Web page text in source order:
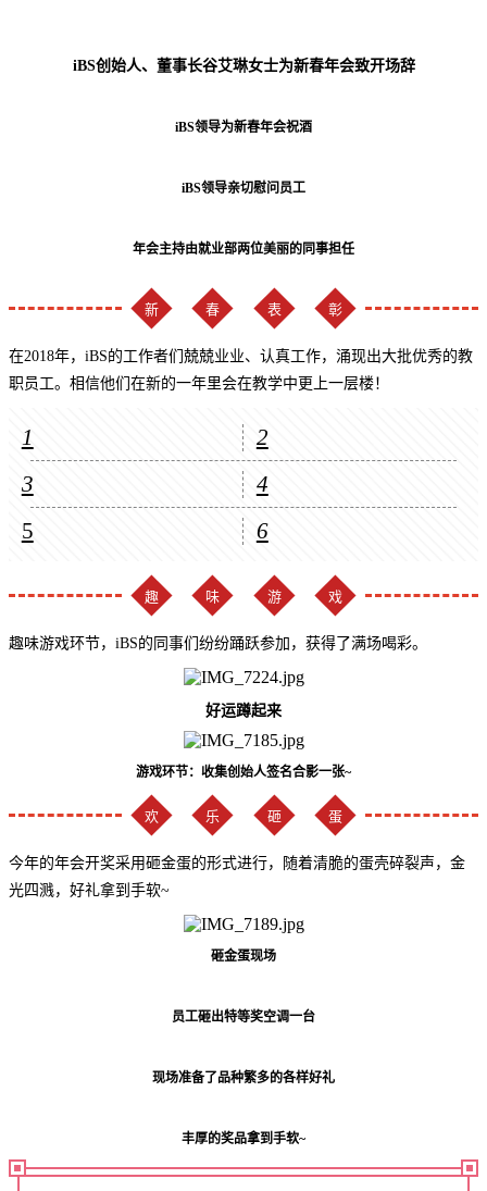
iBS创始人、董事长谷艾琳女士为新春年会致开场辞
iBS领导为新春年会祝酒
iBS领导亲切慰问员工
年会主持由就业部两位美丽的同事担任
新 春 表 彰
在2018年，iBS的工作者们兢兢业业、认真工作，涌现出大批优秀的教
职员工。相信他们在新的一年里会在教学中更上一层楼！
1
2
3
4
5
6
趣 味 游 戏
趣味游戏环节，iBS的同事们纷纷踊跃参加，获得了满场喝彩。
好运蹲起来
游戏环节：收集创始人签名合影一张~
欢 乐 砸 蛋
今年的年会开奖采用砸金蛋的形式进行，随着清脆的蛋壳碎裂声，金
光四溅，好礼拿到手软~
砸金蛋现场
员工砸出特等奖空调一台
现场准备了品种繁多的各样好礼
丰厚的奖品拿到手软~